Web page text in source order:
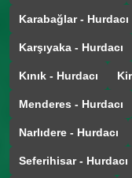
Karabağlar - Hurdacı
Karşıyaka - Hurdacı
Kınık - Hurdacı
Menderes - Hurdacı
Narlıdere - Hurdacı
Seferihisar - Hurdacı